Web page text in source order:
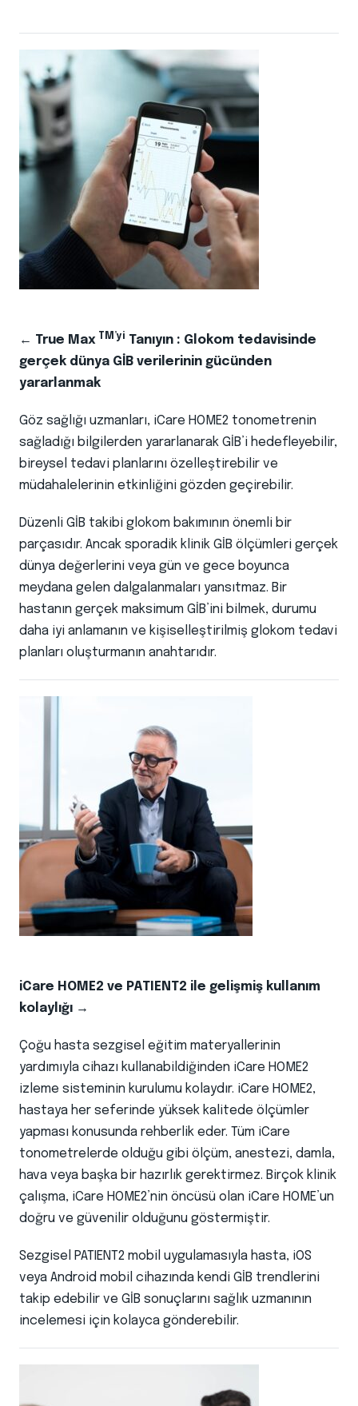
← True Max TM’yi Tanıyın : Glokom tedavisinde
gerçek dünya GİB verilerinin gücünden
yararlanmak
Göz sağlığı uzmanları, iCare HOME2 tonometrenin
sağladığı bilgilerden yararlanarak GİB’i hedefleyebilir,
bireysel tedavi planlarını özelleştirebilir ve
müdahalelerinin etkinliğini gözden geçirebilir.
Düzenli GİB takibi glokom bakımının önemli bir
parçasıdır. Ancak sporadik klinik GİB ölçümleri gerçek
dünya değerlerini veya gün ve gece boyunca
meydana gelen dalgalanmaları yansıtmaz. Bir
hastanın gerçek maksimum GİB’ini bilmek, durumu
daha iyi anlamanın ve kişiselleştirilmiş glokom tedavi
planları oluşturmanın anahtarıdır.
iCare HOME2 ve PATIENT2 ile gelişmiş kullanım
kolaylığı →
Çoğu hasta sezgisel eğitim materyallerinin
yardımıyla cihazı kullanabildiğinden iCare HOME2
izleme sisteminin kurulumu kolaydır. iCare HOME2,
hastaya her seferinde yüksek kalitede ölçümler
yapması konusunda rehberlik eder. Tüm iCare
tonometrelerde olduğu gibi ölçüm, anestezi, damla,
hava veya başka bir hazırlık gerektirmez. Birçok klinik
çalışma, iCare HOME2’nin öncüsü olan iCare HOME’un
doğru ve güvenilir olduğunu göstermiştir.
Sezgisel PATIENT2 mobil uygulamasıyla hasta, iOS
veya Android mobil cihazında kendi GİB trendlerini
takip edebilir ve GİB sonuçlarını sağlık uzmanının
incelemesi için kolayca gönderebilir.